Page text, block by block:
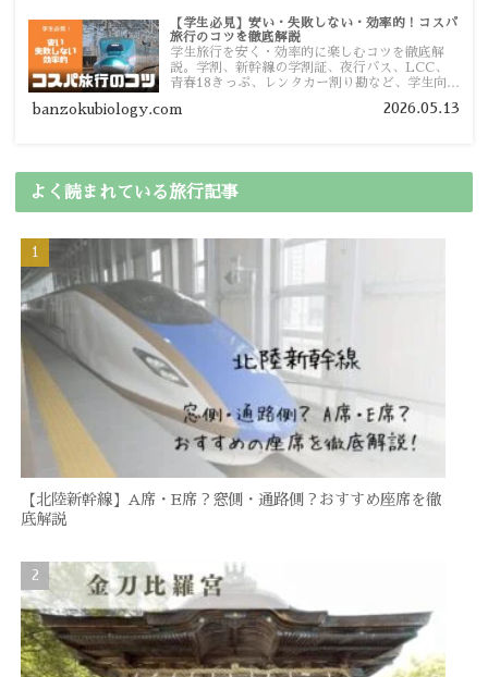
【学生必見】安い・失敗しない・効率的！コスパ
旅行のコツを徹底解説
学生旅行を安く・効率的に楽しむコツを徹底解
説。学割、新幹線の学割証、夜行バス、LCC、
青春18きっぷ、レンタカー割り勘など、学生向け
banzokubiology.com 2026.05.13
よく読まれている旅行記事
【北陸新幹線】A席・E席？窓側・通路側？おすすめ座席を徹
底解説